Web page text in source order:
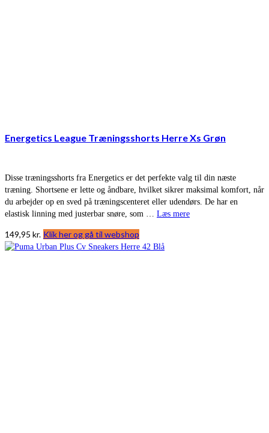
Energetics League Træningsshorts Herre Xs Grøn
Disse træningsshorts fra Energetics er det perfekte valg til din næste
træning. Shortsene er lette og åndbare, hvilket sikrer maksimal komfort, når
du arbejder op en sved på træningscenteret eller udendørs. De har en
elastisk linning med justerbar snøre, som … Læs mere
149,95 kr. Klik her og gå til webshop